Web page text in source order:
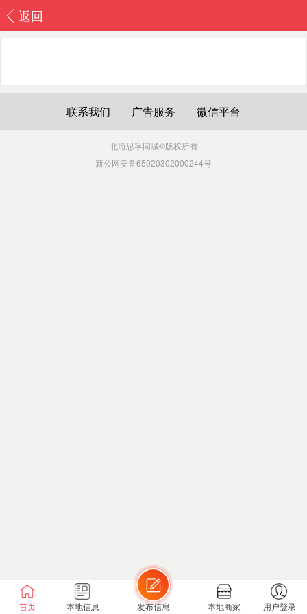
返回
首页 本地信息 发布信息 本地商家 用户登录
联系我们 广告服务 微信平台
北海思孚同城©版权所有
新公网安备65020302000244号